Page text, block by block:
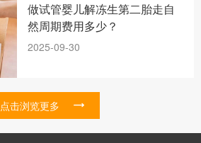
做试管婴儿解冻生第二胎走自
然周期费用多少？
2025-09-30
点击浏览更多